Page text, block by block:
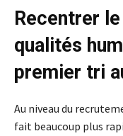
Recentrer
qualités
premier tri
Au niveau du
fait beaucoup plus